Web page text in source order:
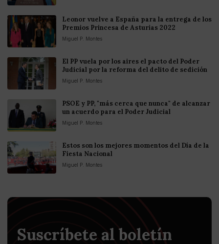
Leonor vuelve a España para la entrega de los
Premios Princesa de Asturias 2022
Miguel P. Montes
El PP vuela por los aires el pacto del Poder
Judicial por la reforma del delito de sedición
Miguel P. Montes
PSOE y PP, "más cerca que nunca" de alcanzar
un acuerdo para el Poder Judicial
Miguel P. Montes
Estos son los mejores momentos del Día de la
Fiesta Nacional
Miguel P. Montes
Suscríbete al boletín